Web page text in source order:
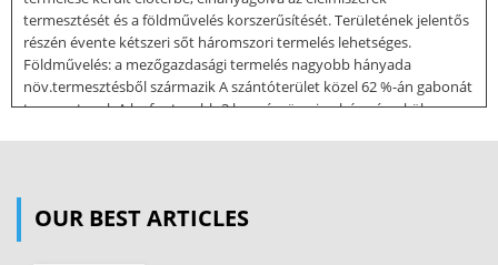
termesztését és a földművelés korszerűsítését. Területének jelentős
részén évente kétszeri sőt háromszori termelés lehetséges.
Földművelés: a mezőgazdasági termelés nagyobb hányada
növ.termesztésből származik A szántóterület közel 62 %-án gabonát
termesztenek A legfontosabb 3 kenyérnöv.:rizs, búza és a köles
hogy Indiában a vallási előírások
OUR BEST ARTICLES